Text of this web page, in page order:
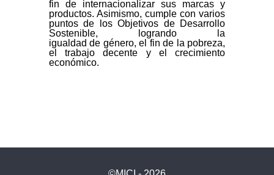
fin de internacionalizar sus marcas y
productos. Asimismo, cumple con varios
puntosde los Objetivos de Desarrollo
Sostenible, logrando la
igualdadde género, el finde la pobreza,
el trabajodecente y el crecimiento
económico.